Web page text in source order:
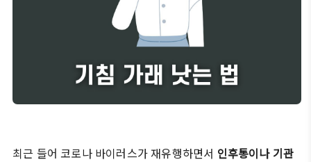
최근 들어 코로나 바이러스가 재유행하면서 인후통이나 기관